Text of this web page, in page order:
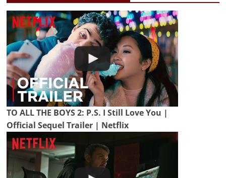
TO ALL THE BOYS 2: P.S. I Still Love You |
Official Sequel Trailer | Netflix